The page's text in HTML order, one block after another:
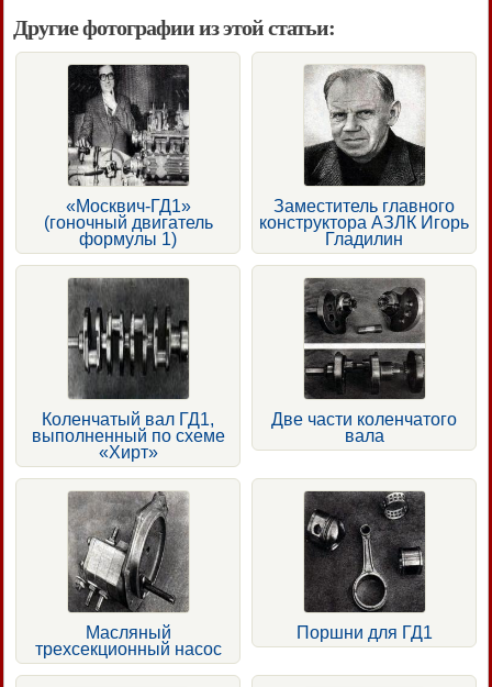
Другие фотографии из этой статьи:
«Москвич-ГД1»
(гоночный двигатель
формулы 1)
Заместитель главного
конструктора АЗЛК Игорь
Гладилин
Коленчатый вал ГД1,
выполненный по схеме
«Хирт»
Две части коленчатого
вала
Масляный
трехсекционный насос
Поршни для ГД1